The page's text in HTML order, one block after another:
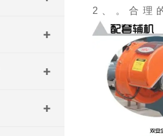
2、。合理